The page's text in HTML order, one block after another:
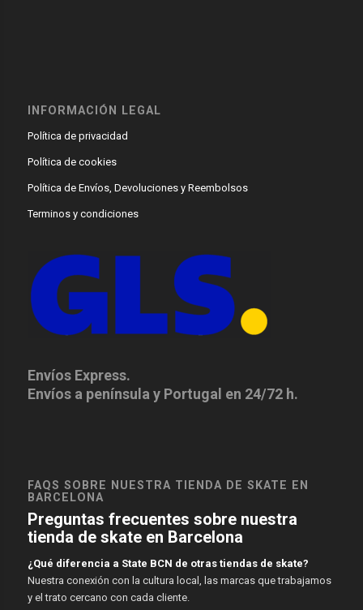
INFORMACIÓN LEGAL
Política de privacidad
Política de cookies
Política de Envíos, Devoluciones y Reembolsos
Terminos y condiciones
Envíos Express.
Envíos a península y Portugal en 24/72 h.
FAQS SOBRE NUESTRA TIENDA DE SKATE EN
BARCELONA
Preguntas frecuentes sobre nuestra
tienda de skate en Barcelona
¿Qué diferencia a State BCN de otras tiendas de skate?
Nuestra conexión con la cultura local, las marcas que trabajamos
y el trato cercano con cada cliente.